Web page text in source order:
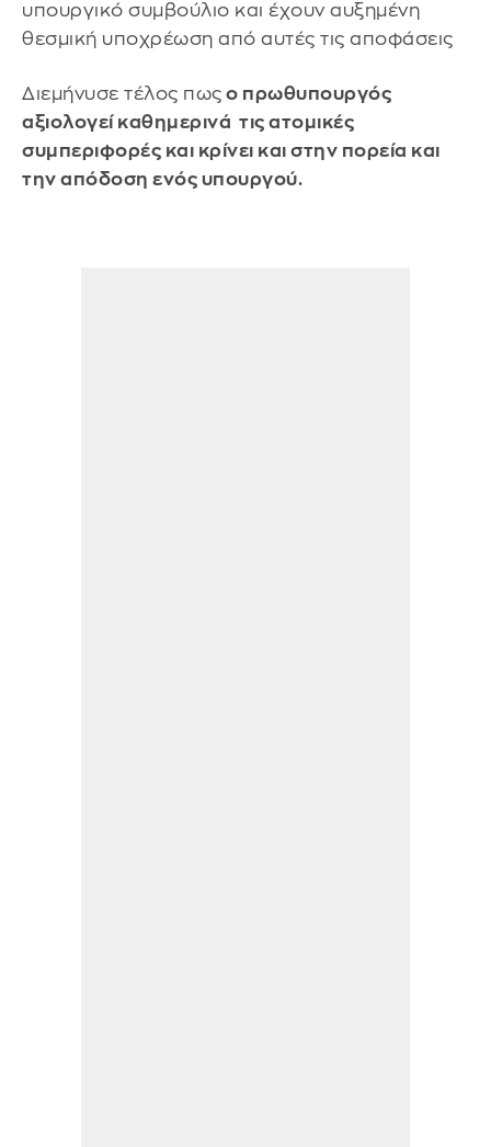
υπουργικό συμβούλιο και έχουν αυξημένη
θεσμική υποχρέωση από αυτές τις αποφάσεις
Διεμήνυσε τέλος πως ο πρωθυπουργός
αξιολογεί καθημερινά τις ατομικές
συμπεριφορές και κρίνει και στην πορεία και
την απόδοση ενός υπουργού.